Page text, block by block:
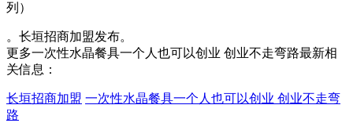
列）
。长垣招商加盟发布。
更多一次性水晶餐具一个人也可以创业 创业不走弯路最新相
关信息：
长垣招商加盟 一次性水晶餐具一个人也可以创业 创业不走弯
路